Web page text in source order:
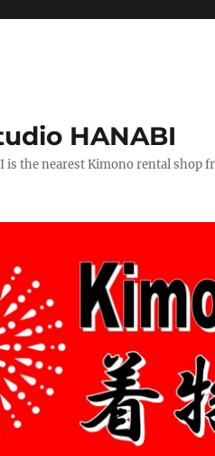
HANABI
is the nearest Kimono rental shop